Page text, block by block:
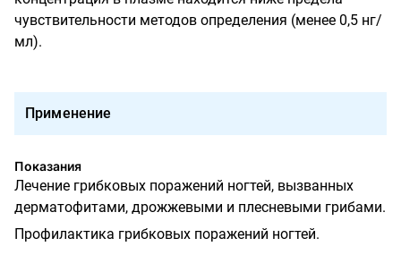
чувствительности методов определения (менее 0,5 нг/
мл).
Применение
Показания
Лечение грибковых поражений ногтей, вызванных
дерматофитами, дрожжевыми и плесневыми грибами.
Профилактика грибковых поражений ногтей.